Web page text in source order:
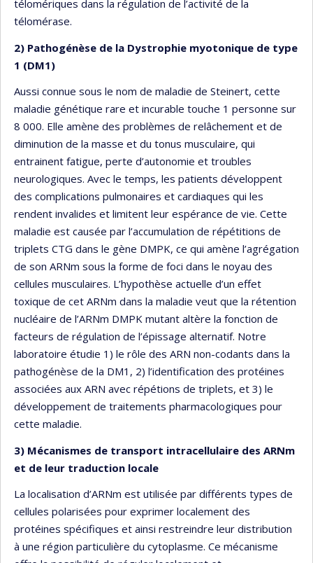
télomériques dans la régulation de l’activité de la
télomérase.
2) Pathogénèse de la Dystrophie myotonique de type
1 (DM1)
Aussi connue sous le nom de maladie de Steinert, cette
maladie génétique rare et incurable touche 1 personne sur
8 000. Elle amène des problèmes de relâchement et de
diminution de la masse et du tonus musculaire, qui
entrainent fatigue, perte d’autonomie et troubles
neurologiques. Avec le temps, les patients développent
des complications pulmonaires et cardiaques qui les
rendent invalides et limitent leur espérance de vie. Cette
maladie est causée par l’accumulation de répétitions de
triplets CTG dans le gène DMPK, ce qui amène l’agrégation
de son ARNm sous la forme de foci dans le noyau des
cellules musculaires. L’hypothèse actuelle d’un effet
toxique de cet ARNm dans la maladie veut que la rétention
nucléaire de l’ARNm DMPK mutant altère la fonction de
facteurs de régulation de l’épissage alternatif. Notre
laboratoire étudie 1) le rôle des ARN non-codants dans la
pathogénèse de la DM1, 2) l’identification des protéines
associées aux ARN avec répétions de triplets, et 3) le
développement de traitements pharmacologiques pour
cette maladie.
3) Mécanismes de transport intracellulaire des ARNm
et de leur traduction locale
La localisation d’ARNm est utilisée par différents types de
cellules polarisées pour exprimer localement des
protéines spécifiques et ainsi restreindre leur distribution
à une région particulière du cytoplasme. Ce mécanisme